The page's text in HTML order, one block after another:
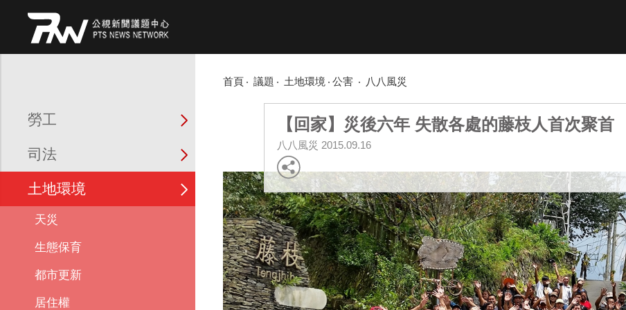
勞工
司法
土地環境
天災
生態保育
都市更新
居住權
首頁 議題 土地環境 公害 八八風災
【回家】災後六年 失散各處的藤枝人首次聚首
八八風災 2015.09.16